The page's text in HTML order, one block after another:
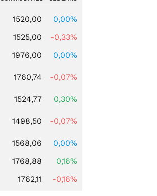
1520,00
0,00%
1525,00
-0,33%
1976,00
0,00%
1760,74 -0,07%
1524,77
0,30%
1498,50 -0,07%
1568,06
0,00%
1768,88
0,16%
1762,11 -0,16%